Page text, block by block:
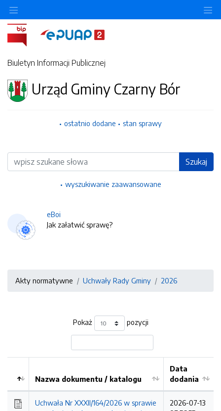
Biuletyn Informacji Publicznej
Urząd Gminy Czarny Bór
ostatnio dodane stan sprawy
Wyszukiwarka Szukaj
wyszukiwanie zaawansowane
eBoi
Jak załatwić sprawę?
Akty normatywne Uchwały Rady Gminy 2026
Pokaż pozycji
Kolejność
Nazwa dokumentu / katalogu
Data
dodania
Uchwała Nr XXXII/164/2026 w sprawie
2026-07-13